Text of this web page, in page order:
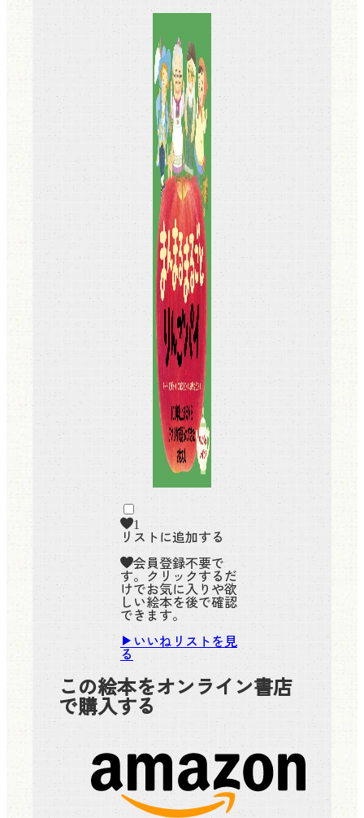
1
リストに追加する
会員登録不要で
す。クリックするだ
けでお気に入りや欲
しい絵本を後で確認
できます。
いいねリストを見
る
この絵本をオンライン書店
で購入する